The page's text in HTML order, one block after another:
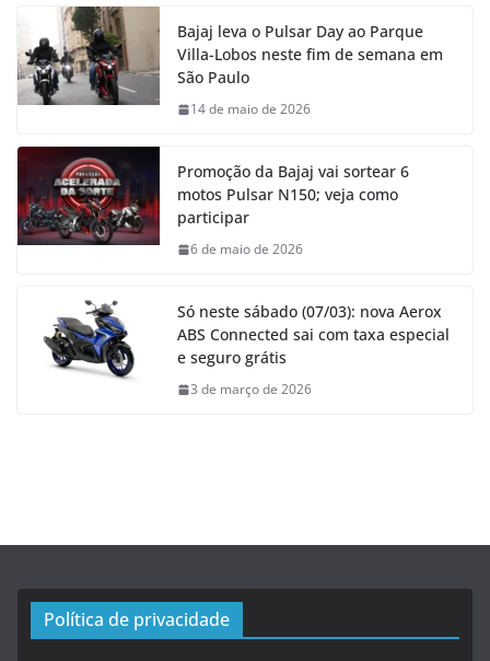
Bajaj leva o Pulsar Day ao Parque
Villa-Lobos neste fim de semana em
São Paulo
14 de maio de 2026
Promoção da Bajaj vai sortear 6
motos Pulsar N150; veja como
participar
6 de maio de 2026
Só neste sábado (07/03): nova Aerox
ABS Connected sai com taxa especial
e seguro grátis
3 de março de 2026
Política de privacidade